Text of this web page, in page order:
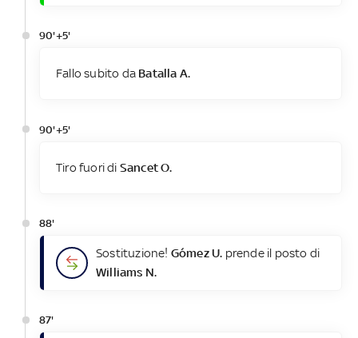
90'+5'
Fallo subito da Batalla A.
90'+5'
Tiro fuori di Sancet O.
88'
Sostituzione! Gómez U. prende il posto di
Williams N.
87'